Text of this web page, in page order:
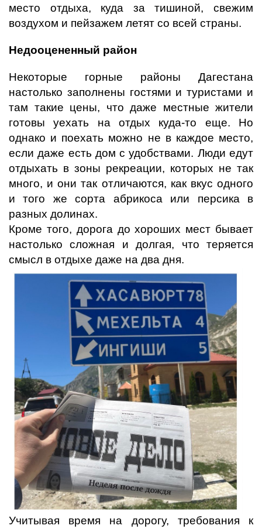
место отдыха, куда за тишиной, свежим
воздухом и пейзажем летят со всей страны.
Недооцененный район
Некоторые горные районы Дагестана
настолько заполнены гостями и туристами и
там такие цены, что даже местные жители
готовы уехать на отдых куда-то еще. Но
однако и поехать можно не в каждое место,
если даже есть дом с удобствами. Люди едут
отдыхать в зоны рекреации, которых не так
много, и они так отличаются, как вкус одного
и того же сорта абрикоса или персика в
разных долинах.
Кроме того, дорога до хороших мест бывает
настолько сложная и долгая, что теряется
смысл в отдыхе даже на два дня.
Учитывая время на дорогу, требования к